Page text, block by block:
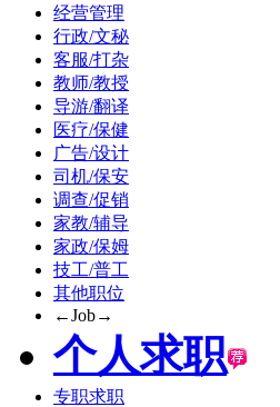
经营管理
行政/文秘
客服/打杂
教师/教授
导游/翻译
医疗/保健
广告/设计
司机/保安
调查/促销
家教/辅导
家政/保姆
技工/普工
其他职位
←Job→
个人求职
专职求职